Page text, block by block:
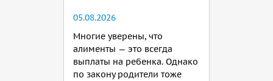
05.08.2026
Многие уверены, что
алименты — это всегда
выплаты на ребенка. Однако
по закону родители тоже